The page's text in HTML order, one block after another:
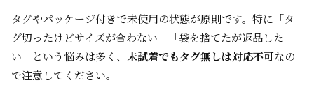
タグやパッケージ付きで未使用の状態が原則です。特に「タ
グ切ったけどサイズが合わない」「袋を捨てたが返品した
い」という悩みは多く、 未試着でもタグ無しは対応不可なの
で注意してください。